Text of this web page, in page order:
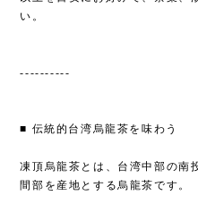
い。
----------
■ 伝統的台湾烏龍茶を味わう
凍頂烏龍茶とは、台湾中部の南
間部を産地とする烏龍茶です。